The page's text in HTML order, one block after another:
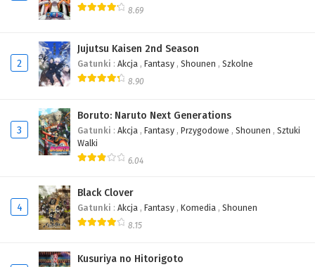
8.69
2
Jujutsu Kaisen 2nd Season
Gatunki : Akcja , Fantasy , Shounen , Szkolne
8.90
3
Boruto: Naruto Next Generations
Gatunki : Akcja , Fantasy , Przygodowe , Shounen , Sztuki
Walki
6.04
4
Black Clover
Gatunki : Akcja , Fantasy , Komedia , Shounen
8.15
Kusuriya no Hitorigoto